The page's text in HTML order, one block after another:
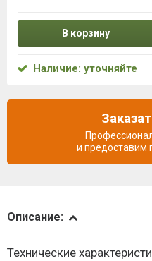
и оплата
Описание:
Технические
В корзину
Наличие: уточняйте
и предоставим